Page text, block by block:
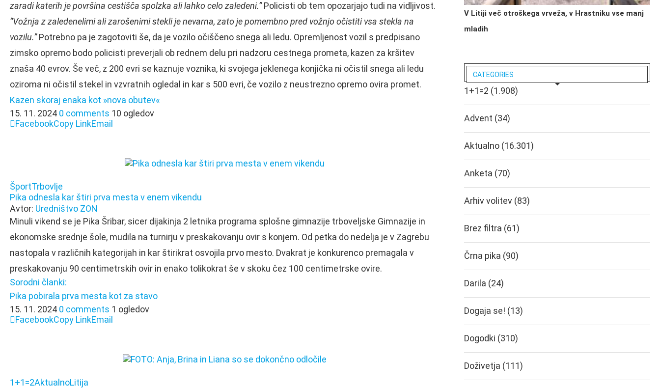
zaradi katerih je površina cestišča spolzka ali lahko celo zaledeni.”Policisti ob tem opozarjajo tudi na vidljivost.
“Vožnja z zaledenelimi ali zarošenimi stekli je nevarna, zato je pomembno pred vožnjo očistiti vsa stekla na
vozilu.”Potrebno pa je zagotoviti še, da je vozilo očiščeno snega ali ledu. Opremljenost vozil s predpisano
zimsko opremo bodo policisti preverjali ob rednem delu pri nadzoru cestnega prometa, kazen za kršitev
znaša 40 evrov. Še več, z 200 evri se kaznuje voznika, ki svojega jeklenega konjička ni očistil snega ali ledu
oziroma ni očistil stekel in vzvratnih ogledal in kar s 500 evri, če vozilo z neustrezno opremo ovira promet.
Kazen skoraj enaka kot »nova obutev«
15. 11. 2024 0 comments 10 ogledov
FacebookCopy LinkEmail
ŠportTrbovlje
Pika odnesla kar štiri prva mesta v enem vikendu
Avtor: Uredništvo ZON
Minuli vikend se je Pika Šribar, sicer dijakinja 2 letnika programa splošne gimnazije trboveljske Gimnazije in
ekonomske srednje šole, mudila na turnirju v preskakovanju ovir s konjem. Od petka do nedelja je v Zagrebu
nastopala v različnih kategorijah in kar štirikrat osvojila prvo mesto. Dvakrat je konkurenco premagala v
preskakovanju 90 centimetrskih ovir in enako tolikokrat še v skoku čez 100 centimetrske ovire.
Sorodni članki:
Pika pobirala prva mesta kot za stavo
15. 11. 2024 0 comments 1 ogledov
FacebookCopy LinkEmail
1+1=2AktualnoLitija
V Litiji več otroškega vrveža, v Hrastniku vse manj
mladih
CATEGORIES
1+1=2 (1.908)
Advent (34)
Aktualno (16.301)
Anketa (70)
Arhiv volitev (83)
Brez filtra (61)
Črna pika (90)
Darila (24)
Dogaja se! (13)
Dogodki (310)
Doživetja (111)